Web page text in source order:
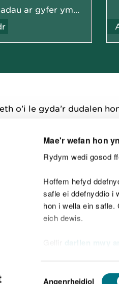
Mae'r wefan hon
Rydym wedi gosod
Hoffem hefyd
safle ei ddefnyddio i
hon i wella ein
eich dewis.
darllen mwy
Angenrheidiol
Awgrymiadau ar gyfer ymweliad diogel a difyr
o’i le gyda’r dudalen
hygyrchedd Safonau'r
caethwasiaeth fodern